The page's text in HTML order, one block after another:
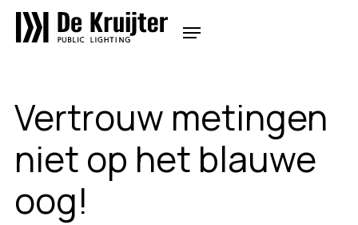
Vertrouw metingen
niet op het blauwe
oog!